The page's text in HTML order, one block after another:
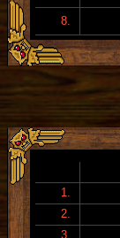
8.
1.
2.
3.